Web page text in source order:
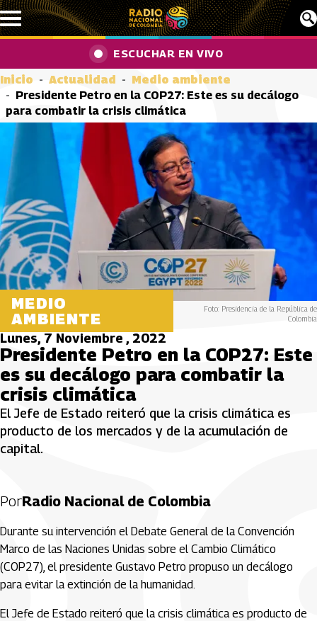
Pasar al contenido principal
ESCUCHAR EN VIVO
Inicio Actualidad
Medio ambiente
Presidente Petro en la COP27: Este es su decálogo
para combatir la crisis climática
MEDIO
AMBIENTE
Foto: Presidencia de la República de
Colombia
Lunes, 7 Noviembre , 2022
Presidente Petro en la COP27: Este
es su decálogo para combatir la
crisis climática
El Jefe de Estado reiteró que la crisis climática es
producto de los mercados y de la acumulación de
capital.
PorRadio Nacional de Colombia
Durante su intervención el Debate General de la Convención
Marco de las Naciones Unidas sobre el Cambio Climático
(COP27), el presidente Gustavo Petro propuso un decálogo
para evitar la extinción de la humanidad.
El Jefe de Estado reiteró que la crisis climática es producto de